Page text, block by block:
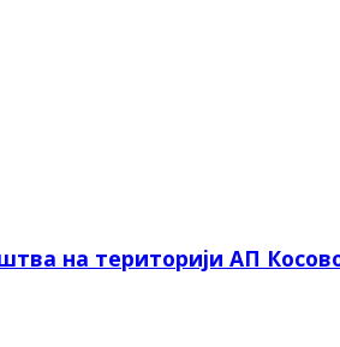
на територији АП